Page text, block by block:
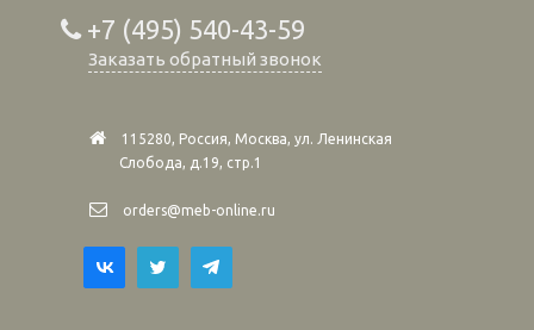
+7 (495) 540-43-59
Заказать обратный звонок
115280, Россия, Москва, ул. Ленинская
Слобода, д.19, стр.1
orders@meb-online.ru